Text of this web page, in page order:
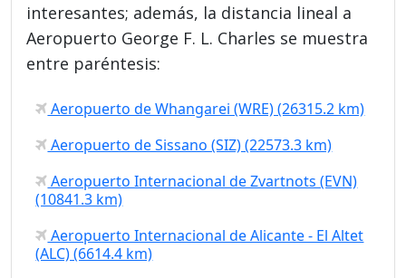
interesantes; además, la distancia lineal a
Aeropuerto George F. L. Charles se muestra
entre paréntesis:
Aeropuerto de Whangarei (WRE) (26315.2 km)
Aeropuerto de Sissano (SIZ) (22573.3 km)
Aeropuerto Internacional de Zvartnots (EVN)
(10841.3 km)
Aeropuerto Internacional de Alicante - El Altet
(ALC) (6614.4 km)